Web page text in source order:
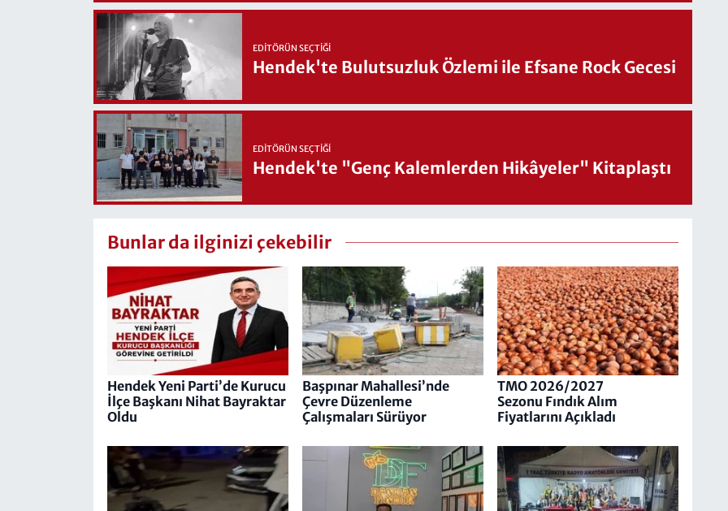
EDITÖRÜN SEÇTIĞI
Hendek'te Bulutsuzluk Özlemi ile Efsane Rock Gecesi
EDITÖRÜN SEÇTIĞI
Hendek'te "Genç Kalemlerden Hikâyeler" Kitaplaştı
Bunlar da ilginizi çekebilir
Hendek Yeni Parti’de Kurucu
İlçe Başkanı Nihat Bayraktar
Oldu
Başpınar Mahallesi’nde
Çevre Düzenleme
Çalışmaları Sürüyor
TMO 2026/2027
Sezonu Fındık Alım
Fiyatlarını Açıkladı